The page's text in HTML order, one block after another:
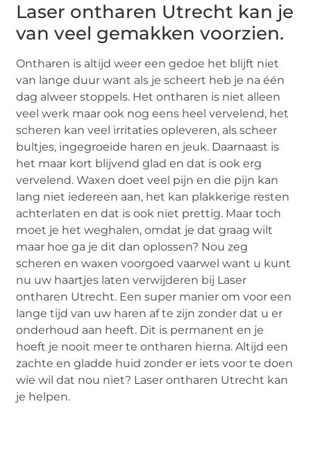
Laser ontharen Utrecht kan je
van veel gemakken voorzien.
Ontharen is altijd weer een gedoe het blijft niet
van lange duur want als je scheert heb je na één
dag alweer stoppels. Het ontharen is niet alleen
veel werk maar ook nog eens heel vervelend, het
scheren kan veel irritaties opleveren, als scheer
bultjes, ingegroeide haren en jeuk. Daarnaast is
het maar kort blijvend glad en dat is ook erg
vervelend. Waxen doet veel pijn en die pijn kan
lang niet iedereen aan, het kan plakkerige resten
achterlaten en dat is ook niet prettig. Maar toch
moet je het weghalen, omdat je dat graag wilt
maar hoe ga je dit dan oplossen? Nou zeg
scheren en waxen voorgoed vaarwel want u kunt
nu uw haartjes laten verwijderen bij Laser
ontharen Utrecht. Een super manier om voor een
lange tijd van uw haren af te zijn zonder dat u er
onderhoud aan heeft. Dit is permanent en je
hoeft je nooit meer te ontharen hierna. Altijd een
zachte en gladde huid zonder er iets voor te doen
wie wil dat nou niet? Laser ontharen Utrecht kan
je helpen.